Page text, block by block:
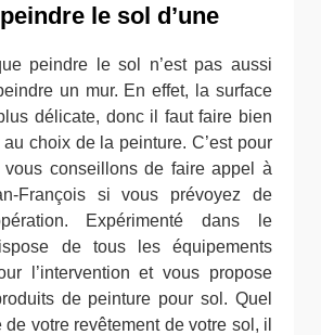
le sol d’une
peindre le sol n’est pas aussi
un mur. En effet, la surface
délicate, donc il faut faire bien
choix de la peinture. C’est pour
conseillons de faire appel à
François si vous prévoyez de
Expérimenté dans le
de tous les équipements
l’intervention et vous propose
de peinture pour sol. Quel
votre revêtement de votre sol, il